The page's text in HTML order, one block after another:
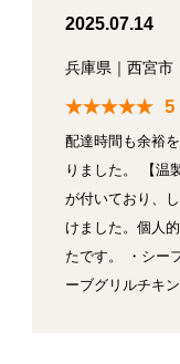
2025.07.14
兵庫県 ｜ 西宮市
5
配達時間も余裕
りました。 【温
が付いており、
けました。個人
たです。 ・シー
ーブグリルチキ